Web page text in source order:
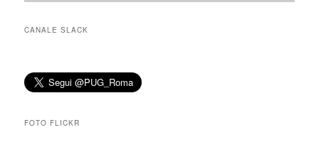
CANALE SLACK
FOTO FLICKR